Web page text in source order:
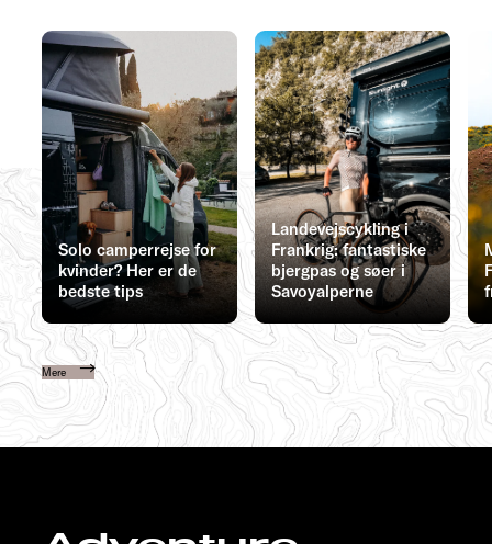
Solo camperrejse for
kvinder? Her er de
bedste tips
Landevejscykling i
Frankrig: fantastiske
bjergpas og søer i
Savoyalperne
Mere